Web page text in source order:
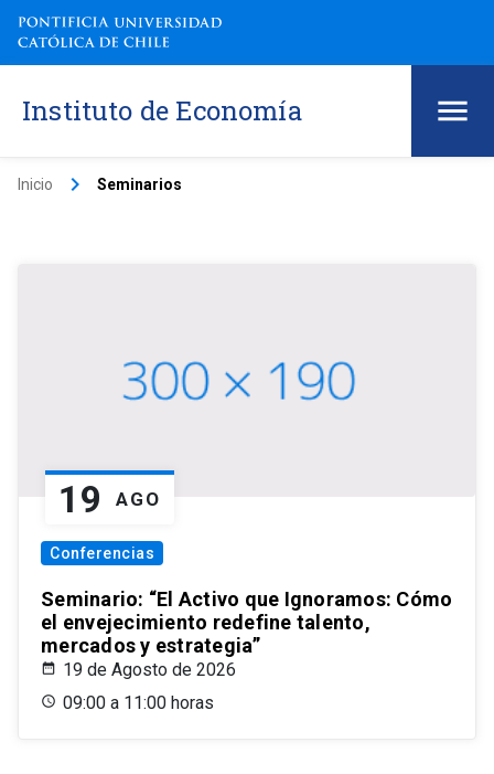
Instituto de Economía
Inicio keyboard_arrow_right Seminarios
19 AGO
Conferencias
Seminario: “El Activo que Ignoramos: Cómo
el envejecimiento redefine talento,
mercados y estrategia”
19 de Agosto de 2026
09:00 a 11:00 horas